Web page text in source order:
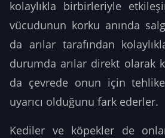
kolaylıkla birbirleriyle
vücudunun korku anında
da arılar tarafından
durumda arılar direkt olarak
da çevrede onun için
uyarıcı olduğunu fark ederler.
Kediler ve köpekler de